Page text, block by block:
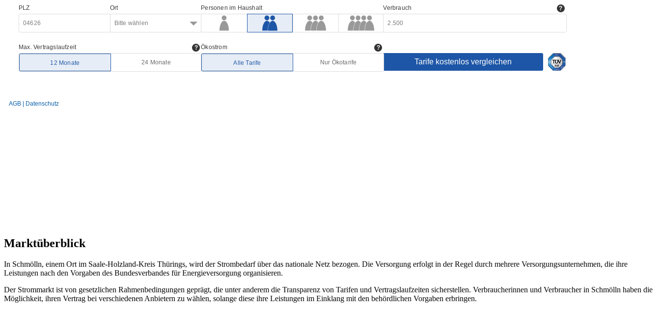
Marktüberblick
In Schmölln, einem Ort im Saale-Holzland-Kreis Thürings, wird der Strombedarf über das nationale Netz bezogen. Die Versorgung erfolgt in der Regel durch mehrere Versorgungsunternehmen, die ihre
Leistungen nach den Vorgaben des Bundesverbandes für Energieversorgung organisieren.
Der Strommarkt ist von gesetzlichen Rahmenbedingungen geprägt, die unter anderem die Transparenz von Tarifen und Vertragslaufzeiten sicherstellen. Verbraucherinnen und Verbraucher in Schmölln haben die
Möglichkeit, ihren Vertrag bei verschiedenen Anbietern zu wählen, solange diese ihre Leistungen im Einklang mit den behördlichen Vorgaben erbringen.